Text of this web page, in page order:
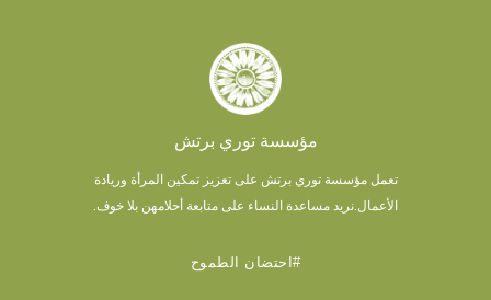
مؤسسة توري برتش
تعمل مؤسسة توري برتش على تعزيز تمكين المرأة وريادة
الأعمال. نريد مساعدة النساء على متابعة أحلامهن بلا خوف.
#احتضان الطموح